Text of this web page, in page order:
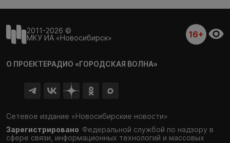
2011-2026 ©
МКУ ИА «Новосибирск»
16+
О ПРОЕКТЕРАДИО «ГОРОДСКАЯ ВОЛНА»
Сетевое издание «Новосибирские новости»
Зарегистрировано Федеральной службой по надзору в
сфере связи, информационных технологий и массовых